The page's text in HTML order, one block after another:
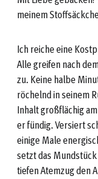
meinem
Ich reiche eine
Alle greifen nach
zu. Keine halbe
röchelnd in seinem
Inhalt großflächig
er fündig. Versiert
einige Male
setzt das
tiefen Atemzug den